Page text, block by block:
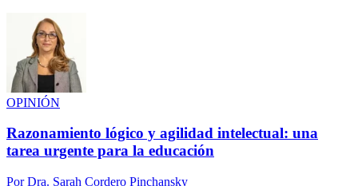
OPINIÓN
Razonamiento lógico y agilidad intelectual: una
tarea urgente para la educación
PorDra. Sarah Cordero Pinchansky